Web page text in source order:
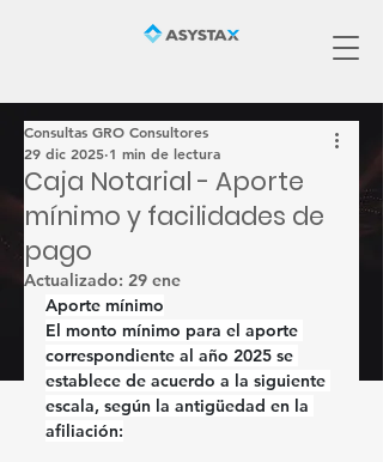
Caja Notarial - Aporte
mínimo y facilidades de
pago
Consultas GRO Consultores
29 dic 2025 1 min de lectura
Actualizado: 29 ene
Aporte mínimo
El monto mínimo para el aporte
correspondiente al año 2025 se
establece de acuerdo a la siguiente
escala, según la antigüedad en la
afiliación: